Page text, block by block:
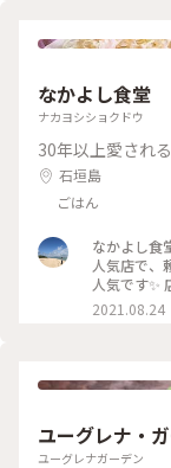
なかよし食堂
ナカヨシショクドウ
30年以上愛され
石垣島
ごはん
なかよし食
人気店で、
人気です✨
山そばが食
島、石垣島
2021.08.24
ユーグレナ・
ユーグレナガーデン